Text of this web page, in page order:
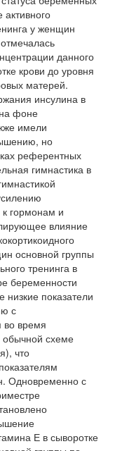
у женщин
данного
крови до уровня
матерей.
инсулина в
фоне
имели
но
референтных
гимнастика в
к гормонам и
влияние
основной группы
тренинга в
беременности
низкие показатели
с
время
схеме
что
Одновременно с
Е в сыворотке